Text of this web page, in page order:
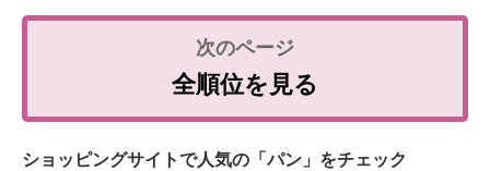
全順位を見る
ショッピングサイトで人気の「パン」をチェック